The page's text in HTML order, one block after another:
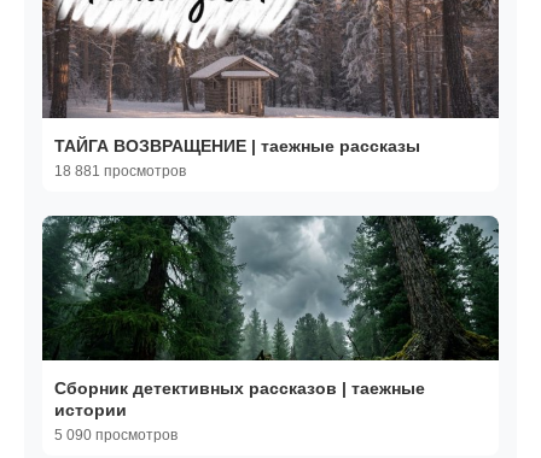
ТАЙГА ВОЗВРАЩЕНИЕ | таежные рассказы
18 881 просмотров
Сборник детективных рассказов | таежные
истории
5 090 просмотров